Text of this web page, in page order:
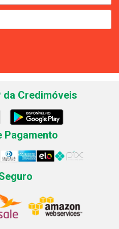
da Credimóveis
Pagamento